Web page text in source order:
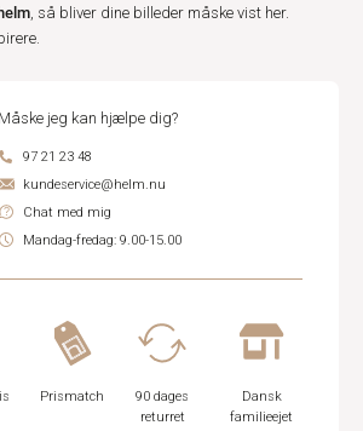
, så bliver dine billeder måske vist her.
Måske jeg kan hjælpe dig?
97 21 23 48
kundeservice@helm.nu
Chat med mig
Mandag-fredag: 9.00-15.00
Prismatch
90 dages
returret
Dansk
familieejet